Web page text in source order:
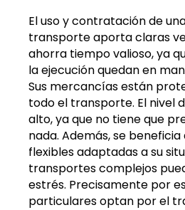
El uso y contratación de
transporte aporta claras
ahorra tiempo valioso, ya
la ejecución quedan en
Sus mercancías están
todo el transporte. El nivel
alto, ya que no tiene que
nada. Además, se
flexibles adaptadas a su
transportes complejos
estrés. Precisamente por
particulares optan por el